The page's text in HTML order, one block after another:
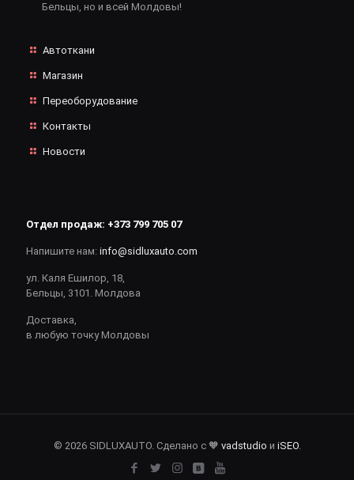
Бельцы, но и всей Молдовы!
Автоткани
Магазин
Переоборудование
Контакты
Новости
Отдел продаж: +373 799 705 07
Напишите нам: info@sidluxauto.com
ул. Каля Ешилор, 18,
Бельцы, 3101. Молдова
Доставка,
в любую точку Молдовы
© 2026 SIDLUXAUTO. Сделано с 🧡 vadstudio и iSEO.